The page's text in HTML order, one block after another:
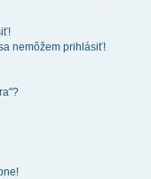
nemôžem prihlásiť!